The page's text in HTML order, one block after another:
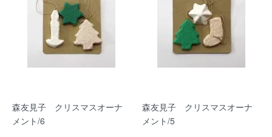
森友見子 クリスマスオーナ
メント/6
森友見子 クリスマスオーナ
メント/5